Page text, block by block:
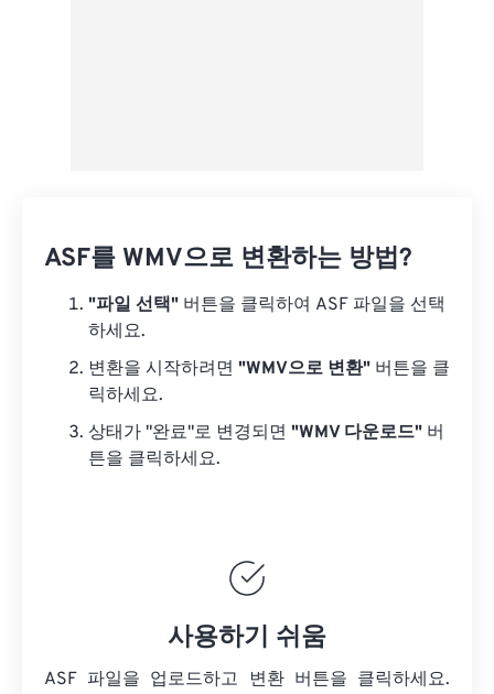
ASF를 WMV으로 변환하는 방법?
"파일 선택" 버튼을 클릭하여 ASF 파일을 선택
하세요.
변환을 시작하려면 "WMV으로 변환" 버튼을 클
릭하세요.
상태가 "완료"로 변경되면 "WMV 다운로드" 버
튼을 클릭하세요.
사용하기 쉬움
ASF 파일을 업로드하고 변환 버튼을 클릭하세요.